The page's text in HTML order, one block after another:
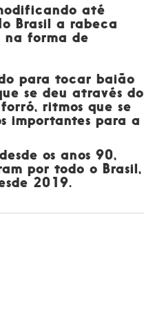
até
Brasil a rabeca
na forma de
para tocar baião
se deu através do
ritmos que se
importantes para a
os anos 90,
por todo o Brasil,
2019.